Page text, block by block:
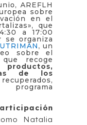
AREFLH
sobre
en el
que
a 17:00
se organiza
, un
sobre el
recoge
productos,
de los
Natalia